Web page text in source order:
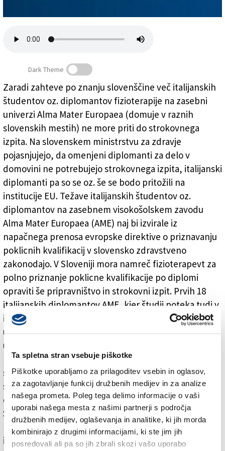
Ta spletna stran vsebuje piškotke
Piškotke uporabljamo za prilagoditev vsebin in oglasov,
za zagotavljanje funkcij družbenih medijev in za analize
našega prometa. Poleg tega delimo informacije o vaši
uporabi našega mesta z našimi partnerji s področja
družbenih medijev, oglaševanja in analitike, ki jih morda
kombinirajo z drugimi informacijami, ki ste jim jih
posredovali ali pa so jih zbrali skozi vašo uporabo
Italijani v težavah zaradi slovenščine
Dark Theme
Zaradi zahteve po znanju slovenščine več italijanskih
študentov oz. diplomantov fizioterapije na zasebni
univerzi Alma Mater Europaea (domuje v raznih
slovenskih mestih) ne more priti do strokovnega
izpita. Na slovenskem ministrstvu za zdravje
pojasnjujejo, da omenjeni diplomanti za delo v
domovini ne potrebujejo strokovnega izpita, italijanski
diplomanti pa so se oz. še se bodo pritožili na
institucije EU. Težave italijanskih študentov oz.
diplomantov na zasebnem visokošolskem zavodu
Alma Mater Europaea (AME) naj bi izvirale iz
napačnega prenosa evropske direktive o priznavanju
poklicnih kvalifikacij v slovensko zdravstveno
zakonodajo. V Sloveniji mora namreč fizioterapevt za
polno priznanje poklicne kvalifikacije po diplomi
opraviti še pripravništvo in strokovni izpit. Prvih 18
italijanskih diplomantov AME, kjer študij poteka tudi v
italijanščini, je po pripravništvu v Italiji strokovni izpit
uspešno opravilo s tolmačem, kar omogoča zakon o
upravnem postopku, druge diplomante pa na
ministrstvu zavračajo, saj naj bi morali že ob prijavi na
strokovni izpit predložiti potrdilo o znanju
slovenščine, so poročale Finance. Kot je še navedel
časnik, so italijanski fizioterapevti pred časom zoper
Slovenijo zaradi tega vložili pritožbo na Evropsko
komisijo, napovedujejo tudi sodni spor ter ne
izključujejo odškodninske tožbe zoper odgovorne